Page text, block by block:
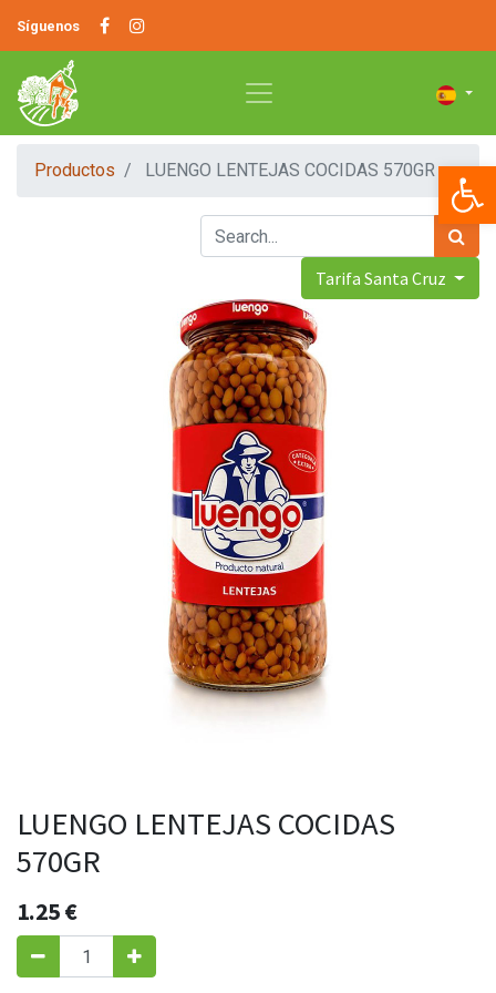
Síguenos
Productos LUENGO LENTEJAS COCIDAS 570GR
Tarifa Santa Cruz
LUENGO LENTEJAS COCIDAS
570GR
1.25€